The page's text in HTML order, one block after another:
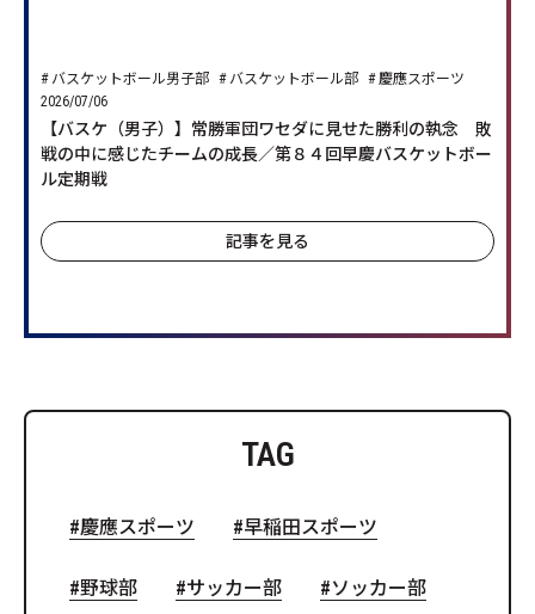
バスケットボール男子部 バスケットボール部
慶應スポーツ
2026/07/06
【バスケ（男子）】常勝軍団ワセダに見せた勝利の執念 敗
戦の中に感じたチームの成長／第８４回早慶バスケットボー
ル定期戦
記事を見る
TAG
慶應スポーツ 早稲田スポーツ
野球部 サッカー部 ソッカー部